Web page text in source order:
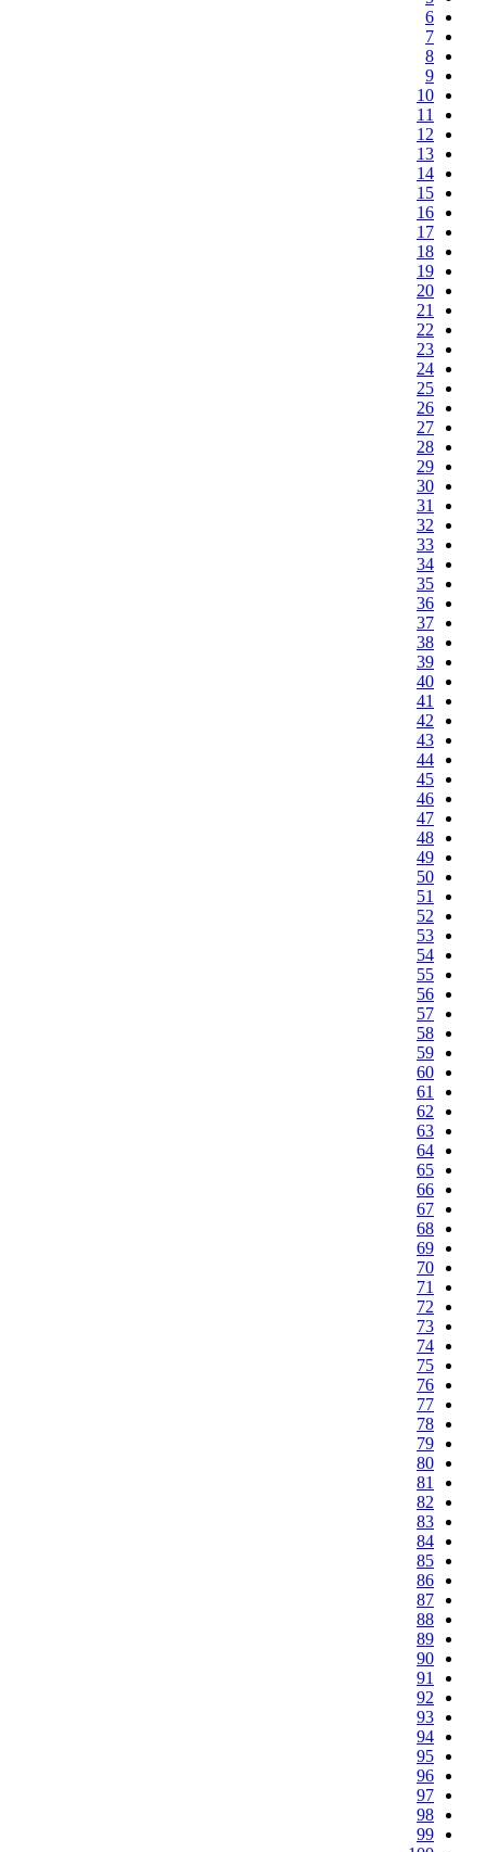
6
7
8
9
10
11
12
13
14
15
16
17
18
19
20
21
22
23
24
25
26
27
28
29
30
31
32
33
34
35
36
37
38
39
40
41
42
43
44
45
46
47
48
49
50
51
52
53
54
55
56
57
58
59
60
61
62
63
64
65
66
67
68
69
70
71
72
73
74
75
76
77
78
79
80
81
82
83
84
85
86
87
88
89
90
91
92
93
94
95
96
97
98
99